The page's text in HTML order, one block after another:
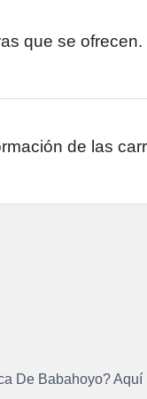
que se ofrecen.
de las
De Babahoyo? Aquí